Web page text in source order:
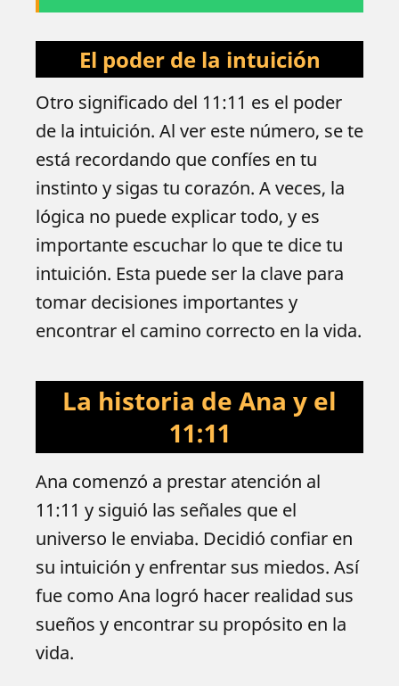
El poder de la intuición
Otro significado del 11:11 es el poder
de la intuición. Al ver este número, se te
está recordando que confíes en tu
instinto y sigas tu corazón. A veces, la
lógica no puede explicar todo, y es
importante escuchar lo que te dice tu
intuición. Esta puede ser la clave para
tomar decisiones importantes y
encontrar el camino correcto en la vida.
La historia de Ana y el
11:11
Ana comenzó a prestar atención al
11:11 y siguió las señales que el
universo le enviaba. Decidió confiar en
su intuición y enfrentar sus miedos. Así
fue como Ana logró hacer realidad sus
sueños y encontrar su propósito en la
vida.